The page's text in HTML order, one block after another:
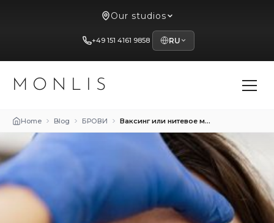
Our studios
+49 151 4161 9858 RU
MONLIS
Home Blog БРОВИ Ваксинг или нитевое моделирование: выбор для формы бровей